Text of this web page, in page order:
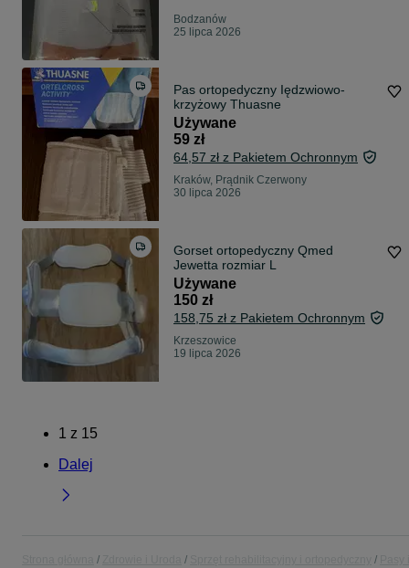
Bodzanów
25 lipca 2026
Pas ortopedyczny Iędzwiowo-
krzyżowy Thuasne
Używane
59 zł
64,57 zł z Pakietem Ochronnym
Kraków, Prądnik Czerwony
30 lipca 2026
Gorset ortopedyczny Qmed
Jewetta rozmiar L
Używane
150 zł
158,75 zł z Pakietem Ochronnym
Krzeszowice
19 lipca 2026
1 z 15
Dalej